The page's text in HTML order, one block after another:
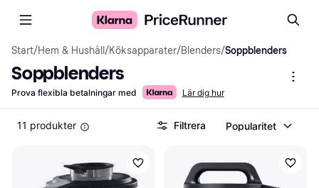
Start/Hem & Hushåll /Köksapparater/Blenders/Soppblenders
Soppblenders
Prova flexibla betalningar med Lär dig hur
11 produkter Filtrera Popularitet